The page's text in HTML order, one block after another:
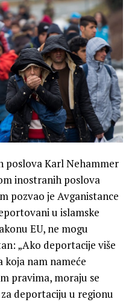
poslova Karl Nehammer
inostranih poslova
pozvao je Avganistance
u islamske
EU, ne mogu
„Ako deportacije više
koja nam nameće
pravima, moraju se
deportaciju u regionu